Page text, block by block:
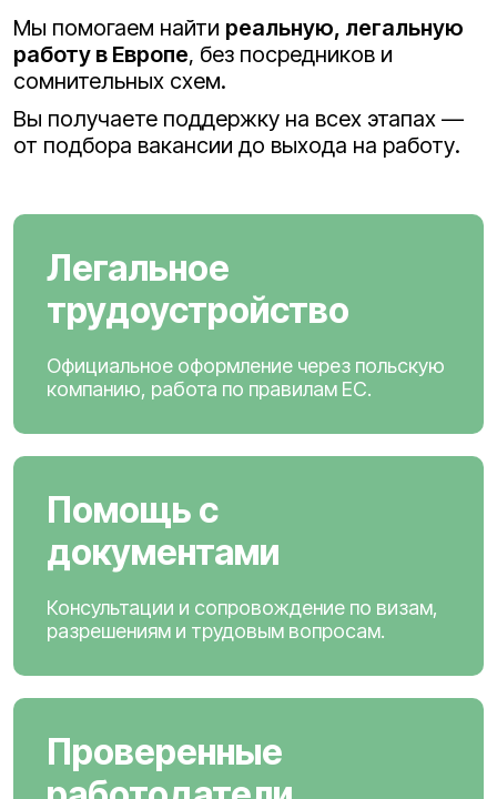
Мы помогаем найти реальную, легальную
работу в Европе, без посредников и
сомнительных схем.
Вы получаете поддержку на всех этапах —
от подбора вакансии до выхода на работу.
Легальное
трудоустройство
Официальное оформление через польскую
компанию, работа по правилам ЕС.
Помощь с
документами
Консультации и сопровождение по визам,
разрешениям и трудовым вопросам.
Проверенные